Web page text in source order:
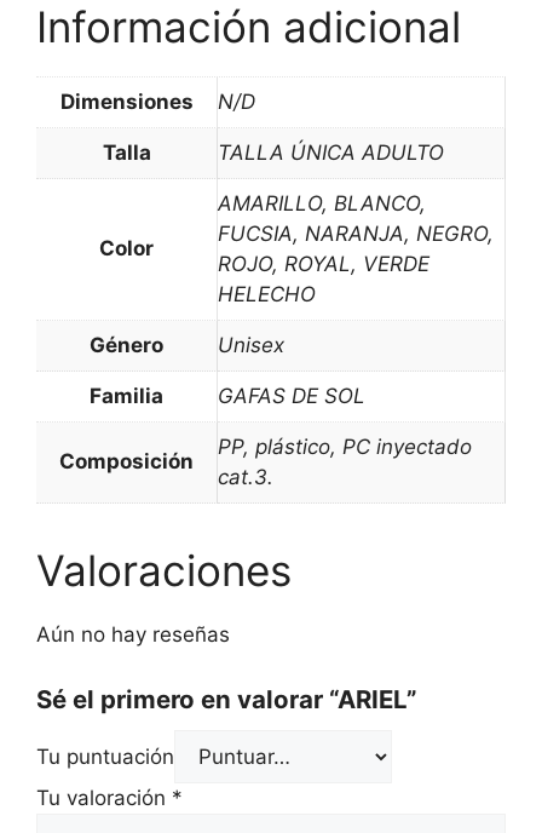
Información adicional
Dimensiones N/D
Talla TALLA ÚNICA ADULTO
Color
AMARILLO, BLANCO,
FUCSIA, NARANJA, NEGRO,
ROJO, ROYAL, VERDE
HELECHO
Género Unisex
Familia GAFAS DE SOL
Composición
PP, plástico, PC inyectado
cat.3.
Valoraciones
Aún no hay reseñas
Sé el primero en valorar “ARIEL”
Tu puntuación
Tu valoración *